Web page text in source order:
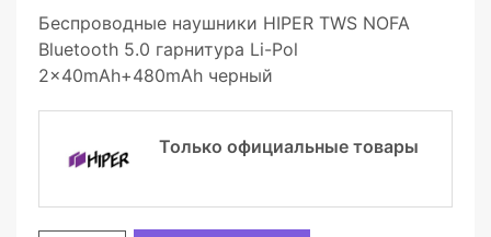
Беспроводные наушники HIPER TWS NOFA
Bluetooth 5.0 гарнитура Li-Pol
2x40mAh+480mAh черный
Только официальные товары